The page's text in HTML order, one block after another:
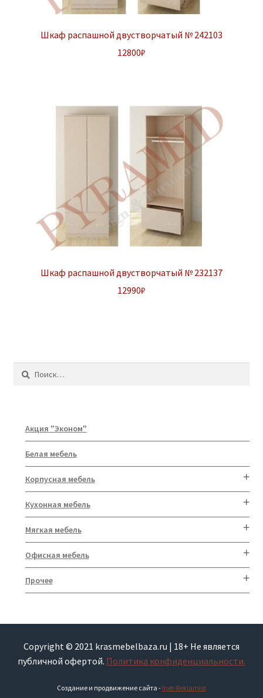
Шкаф распашной двустворчатый № 242103
12800₽
Шкаф распашной двустворчатый № 232137
12990₽
Найти:
Акция "Эконом"
Белая мебель
Корпусная мебель
Кухонная мебель
Мягкая мебель
Офисная мебель
Прочее
Copyright © 2021 krasmebelbaza.ru | 18+ Не является
публичной офертой. Политика конфиденциальности.
Создание и продвижение сайта - Inet-Reklamist